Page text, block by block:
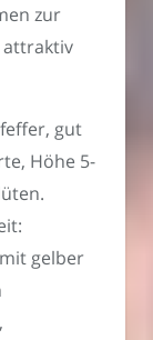
zur
attraktiv
gut
Höhe 5-
gelber